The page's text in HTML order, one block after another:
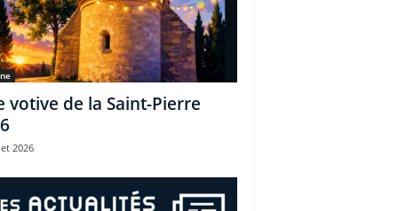
votive de la Saint-Pierre
2026